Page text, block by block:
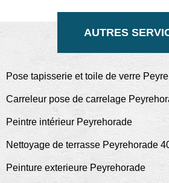
AUTRES
Pose tapisserie et toile de verre
Carreleur pose de carrelage
Peintre intérieur Peyrehorade
Nettoyage de terrasse Peyrehorade
Peinture exterieure Peyrehorade